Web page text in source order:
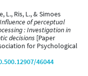
L., Ris, L., & Simoes
Influence of perceptual
: Investigation in
decisions [Paper
for Psychological
46044